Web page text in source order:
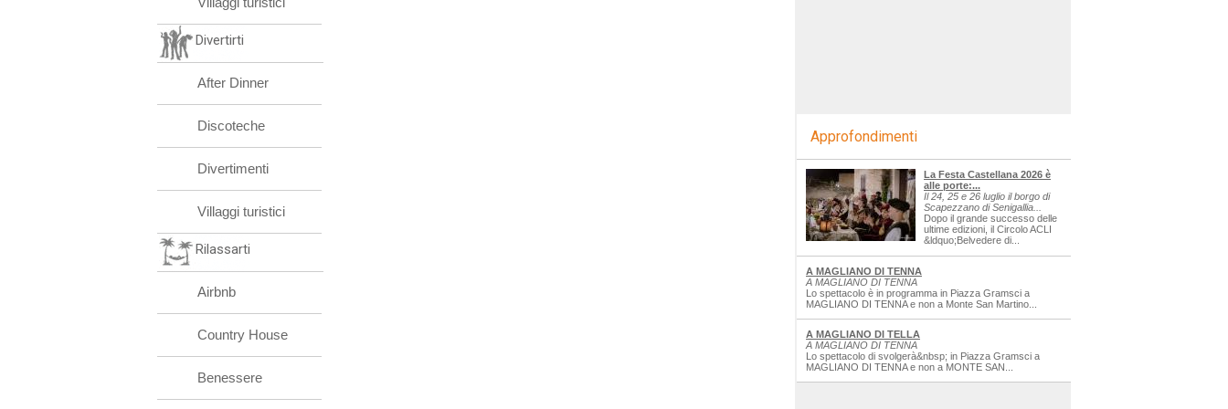
Divertirti
After Dinner
Discoteche
Divertimenti
Villaggi turistici
Rilassarti
Airbnb
Country House
Benessere
Approfondimenti
La Festa Castellana 2026 è
alle porte:...
Il 24, 25 e 26 luglio il borgo di
Scapezzano di Senigallia...
Dopo il grande successo delle
ultime edizioni, il Circolo ACLI
&ldquo;Belvedere di...
A MAGLIANO DI TENNA
A MAGLIANO DI TENNA
Lo spettacolo è in programma in Piazza Gramsci a
MAGLIANO DI TENNA e non a Monte San Martino...
A MAGLIANO DI TELLA
A MAGLIANO DI TENNA
Lo spettacolo di svolgerà&nbsp; in Piazza Gramsci a
MAGLIANO DI TENNA e non a MONTE SAN...